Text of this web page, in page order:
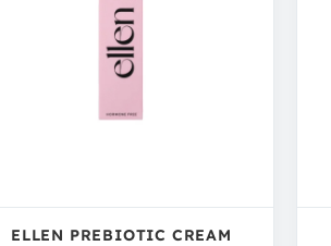
ELLEN PREBIOTIC CREAM